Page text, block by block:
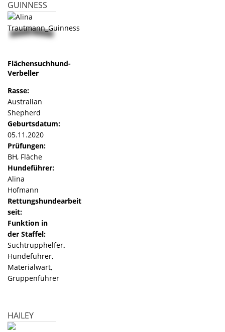
GUINNESS
Flächensuchhund-
Verbeller
Rasse:
Australian
Shepherd
Geburtsdatum:
05.11.2020
Prüfungen:
BH, Fläche
Hundeführer:
Alina
Hofmann
Rettungshundearbeit
seit:
Funktion in
der Staffel:
Suchtrupphelfer,
Hundeführer,
Materialwart,
Gruppenführer
HAILEY